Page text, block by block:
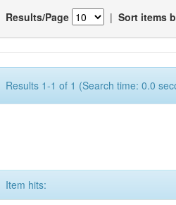
Results/Page | Sort items
Results 1-1 of 1 (Search time: 0.0
Item hits: